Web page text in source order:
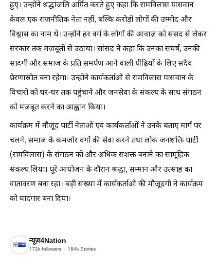
हुए। उन्होंने श्रद्धांजलि अर्पित करते हुए कहा कि रामविलास पासवान
केवल एक राजनीतिक नेता नहीं, बल्कि करोड़ों लोगों की उम्मीद और
विश्वास का नाम थे। उन्होंने हर वर्ग के लोगों की आवाज़ को संसद से लेकर
सरकार तक मजबूती से उठाया। सांसद ने कहा कि उनका संघर्ष, उनकी
सादगी और समाज के प्रति समर्पण आने वाली पीढ़ियों के लिए सदैव
प्रेरणास्रोत बना रहेगा। उन्होंने कार्यकर्ताओं से रामविलास पासवान के
विचारों को घर-घर तक पहुंचाने और जनसेवा के संकल्प के साथ संगठन
को मजबूत करने का आह्वान किया।
कार्यक्रम में मौजूद पार्टी नेताओं एवं कार्यकर्ताओं ने उनके बताए मार्ग पर
चलने, समाज के कमजोर वर्गों की सेवा करने तथा लोक जनशक्ति पार्टी
(रामविलास) के संगठन को और अधिक सशक्त बनाने का सामूहिक
संकल्प लिया। पूरे आयोजन के दौरान श्रद्धा, सम्मान और उत्साह का
वातावरण बना रहा। बड़ी संख्या में कार्यकर्ताओं की मौजूदगी ने कार्यक्रम
को यादगार बना दिया।
न्यूज़4Nation
172k followers 184k Stories